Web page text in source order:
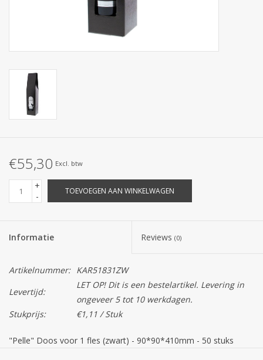
€55,30 Excl. btw
+
-
TOEVOEGEN AAN WINKELWAGEN
Informatie Reviews (0)
Artikelnummer: KAR51831ZW
Levertijd:
LET OP! Dit is een bestelartikel. Levering in
ongeveer 5 tot 10 werkdagen.
Stukprijs:
€1,11 / Stuk
"Pelle" Doos voor 1 fles (zwart) - 90*90*410mm - 50 stuks